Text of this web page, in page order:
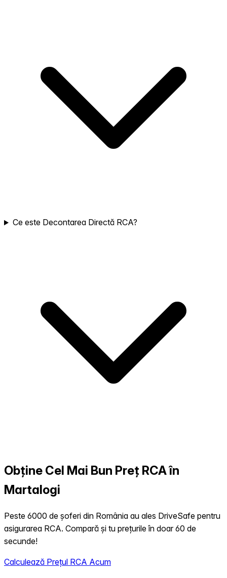
Ce este Decontarea Directă RCA?
Obține Cel Mai Bun Preț RCA în
Martalogi
Peste 6000 de șoferi din România au ales DriveSafe pentru
asigurarea RCA. Compară și tu prețurile în doar 60 de
secunde!
Calculează Prețul RCA Acum